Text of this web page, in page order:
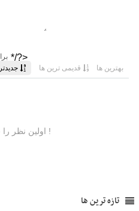
تازه ترین ها